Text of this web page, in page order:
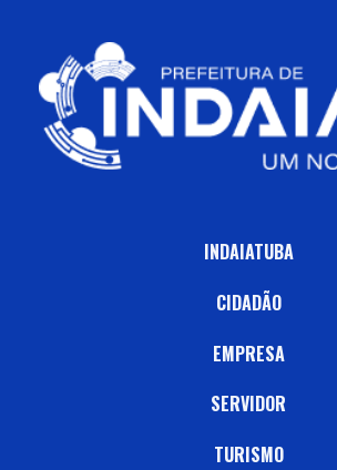
INDAIATUBA
CIDADÃO
EMPRESA
SERVIDOR
TURISMO